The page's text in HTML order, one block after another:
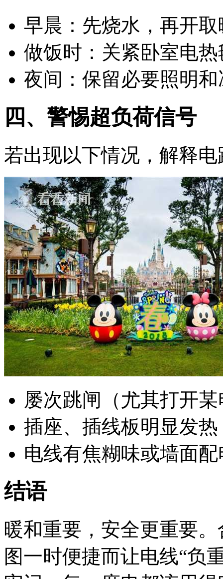
早晨：先烧水，再开
做饭时：关紧卧室电
夜间：保留必要照明
四、警惕超负荷信号
若出现以下情况，解释
屡次跳闸（尤其打开
插座、插线板明显发热
电线有焦糊味或墙面
结语
暖和重要，安全更重要
图一时便捷而让电线“负